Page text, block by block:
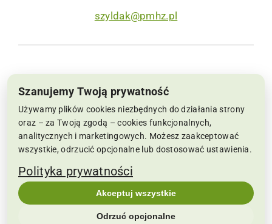
szyldak@pmhz.pl
NIP: 6691002564, KRS: 0000063659 | Sąd
Rejonowy w Koszalinie IX Wydział Krajowego
Rejestru Sądowego Kapitał Zakładowy:
22.286.500 zł
zastrzeżone | Realizacja:SPIRRAVISION|
POLITYKA PRYWATNOŚCI|Zmień ustawienia
Szanujemy Twoją prywatność
Używamy plików cookies niezbędnych do działania strony
oraz – za Twoją zgodą – cookies funkcjonalnych,
analitycznych i marketingowych. Możesz zaakceptować
wszystkie, odrzucić opcjonalne lub dostosować ustawienia.
Polityka prywatności
Akceptuj wszystkie
Odrzuć opcjonalne